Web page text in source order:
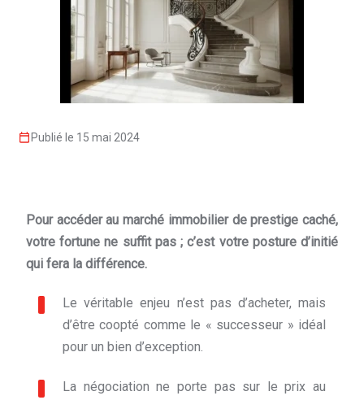
Publié le 15 mai 2024
Pour accéder au marché immobilier de prestige caché,
votre fortune ne suffit pas ; c’est votre posture d’initié
qui fera la différence.
Le véritable enjeu n’est pas d’acheter, mais
d’être coopté comme le « successeur » idéal
pour un bien d’exception.
La négociation ne porte pas sur le prix au